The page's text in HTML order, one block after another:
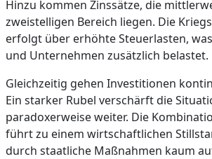
Hinzu kommen Zinssätze, die
zweistelligen Bereich liegen. Die
erfolgt über erhöhte Steuerlasten,
und Unternehmen zusätzlich belastet.
Gleichzeitig gehen Investitionen
Ein starker Rubel verschärft die
paradoxerweise weiter. Die
führt zu einem wirtschaftlichen
durch staatliche Maßnahmen kaum